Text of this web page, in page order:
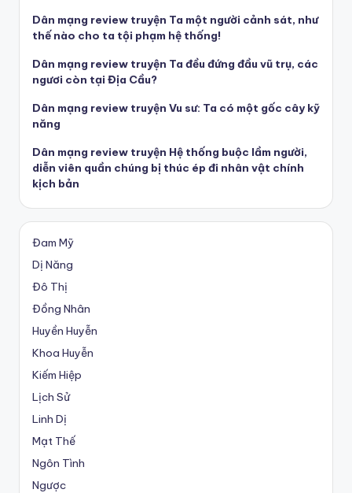
Dân mạng review truyện Ta một người cảnh sát, như
thế nào cho ta tội phạm hệ thống!
Dân mạng review truyện Ta đều đứng đầu vũ trụ, các
ngươi còn tại Địa Cầu?
Dân mạng review truyện Vu sư: Ta có một gốc cây kỹ
năng
Dân mạng review truyện Hệ thống buộc lầm người,
diễn viên quần chúng bị thúc ép đi nhân vật chính
kịch bản
Đam Mỹ
Dị Năng
Đô Thị
Đồng Nhân
Huyền Huyễn
Khoa Huyễn
Kiếm Hiệp
Lịch Sử
Linh Dị
Mạt Thế
Ngôn Tình
Ngược